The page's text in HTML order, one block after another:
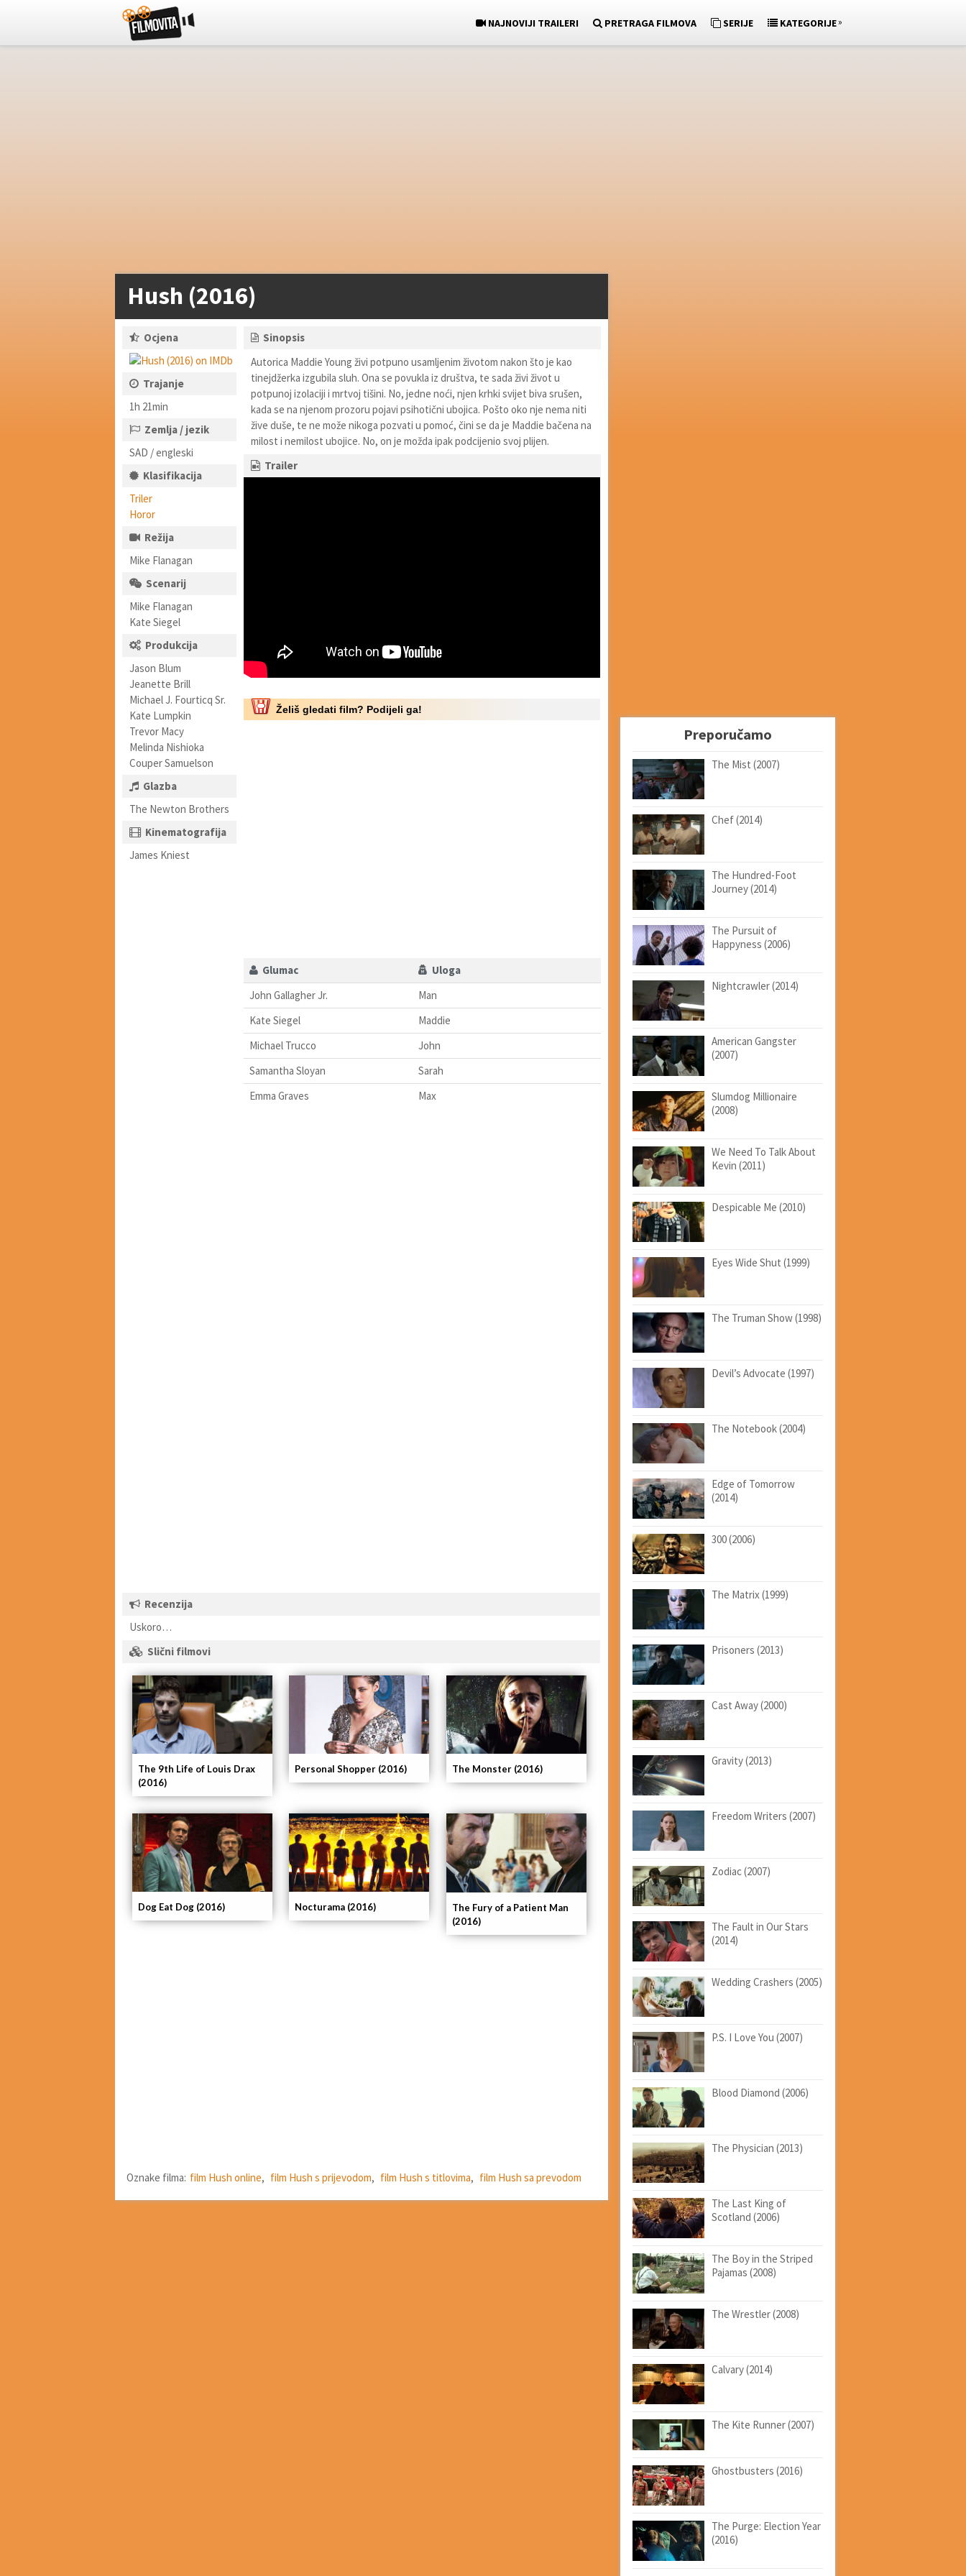
NAJNOVIJI TRAILERI PRETRAGA FILMOVA SERIJE KATEGORIJE»
Hush (2016)
Ocjena
Trajanje
1h 21min
Zemlja / jezik
SAD / engleski
Klasifikacija
Triler
Horor
Režija
Mike Flanagan
Scenarij
Mike Flanagan
Kate Siegel
Produkcija
Jason Blum
Jeanette Brill
Michael J. Fourticq Sr.
Kate Lumpkin
Trevor Macy
Melinda Nishioka
Couper Samuelson
Glazba
The Newton Brothers
Kinematografija
James Kniest
Sinopsis
Autorica Maddie Young živi potpuno usamljenim životom nakon što je kao
tinejdžerka izgubila sluh. Ona se povukla iz društva, te sada živi život u
potpunoj izolaciji i mrtvoj tišini. No, jedne noći, njen krhki svijet biva srušen,
kada se na njenom prozoru pojavi psihotični ubojica. Pošto oko nje nema niti
žive duše, te ne može nikoga pozvati u pomoć, čini se da je Maddie bačena na
milost i nemilost ubojice. No, on je možda ipak podcijenio svoj plijen.
Trailer
Želiš gledati film? Podijeli ga!
Glumac
Uloga
John Gallagher Jr.
Man
Kate Siegel
Maddie
Michael Trucco
John
Samantha Sloyan
Sarah
Emma Graves
Max
Recenzija
Uskoro…
Slični filmovi
The Fury of a Patient Man
(2016)
Nocturama (2016)
Dog Eat Dog (2016)
The Monster (2016)
Personal Shopper (2016)
The 9th Life of Louis Drax
(2016)
Oznake filma: film Hush online, film Hush s prijevodom, film Hush s titlovima, film Hush sa prevodom
Preporučamo
The Mist (2007)
Chef (2014)
The Hundred-Foot
Journey (2014)
The Pursuit of
Happyness (2006)
Nightcrawler (2014)
American Gangster
(2007)
Slumdog Millionaire
(2008)
We Need To Talk About
Kevin (2011)
Despicable Me (2010)
Eyes Wide Shut (1999)
The Truman Show (1998)
Devil’s Advocate (1997)
The Notebook (2004)
Edge of Tomorrow
(2014)
300 (2006)
The Matrix (1999)
Prisoners (2013)
Cast Away (2000)
Gravity (2013)
Freedom Writers (2007)
Zodiac (2007)
The Fault in Our Stars
(2014)
Wedding Crashers (2005)
P.S. I Love You (2007)
Blood Diamond (2006)
The Physician (2013)
The Last King of
Scotland (2006)
The Boy in the Striped
Pajamas (2008)
The Wrestler (2008)
Calvary (2014)
The Kite Runner (2007)
Ghostbusters (2016)
The Purge: Election Year
(2016)